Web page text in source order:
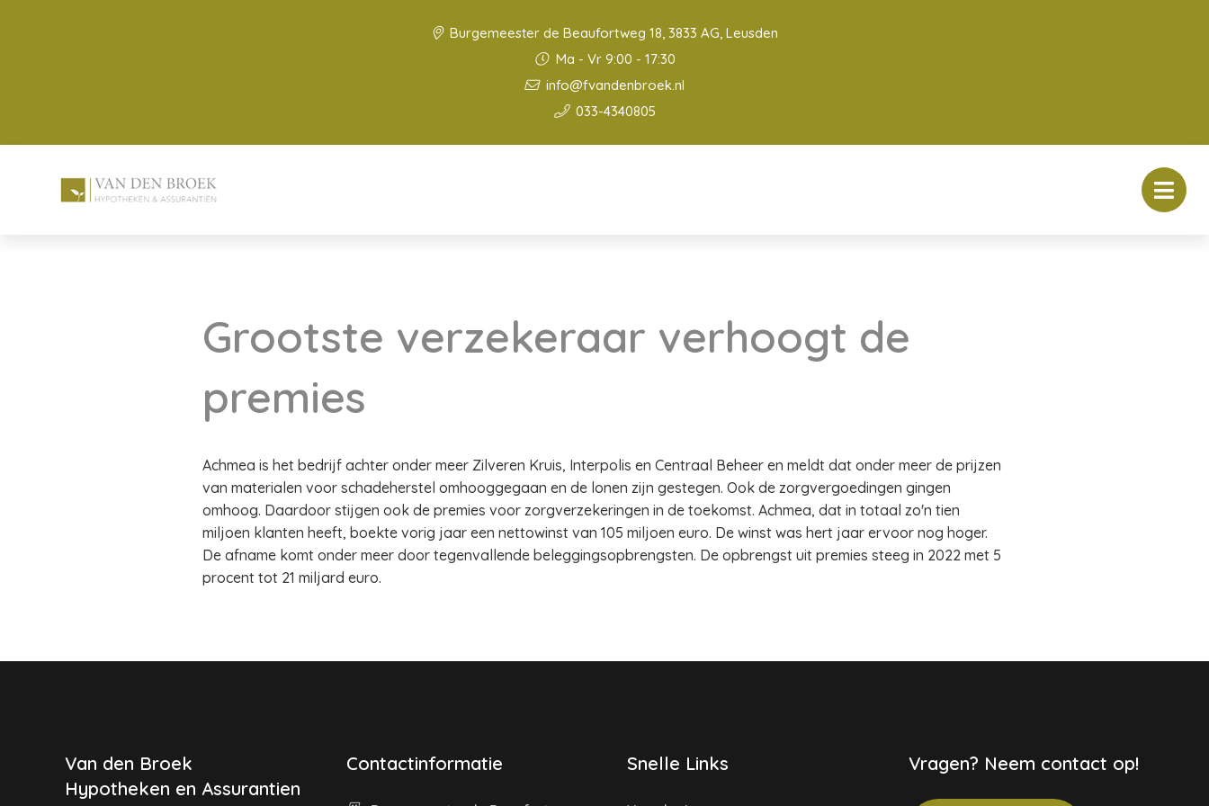
Burgemeester de Beaufortweg 18, 3833 AG, Leusden
Ma - Vr 9:00 - 17:30
info@fvandenbroek.nl
033-4340805
Grootste verzekeraar verhoogt de
premies
Achmea is het bedrijf achter onder meer Zilveren Kruis, Interpolis en Centraal Beheer en meldt dat onder meer de prijzen
van materialen voor schadeherstel omhooggegaan en de lonen zijn gestegen. Ook de zorgvergoedingen gingen
omhoog. Daardoor stijgen ook de premies voor zorgverzekeringen in de toekomst. Achmea, dat in totaal zo'n tien
miljoen klanten heeft, boekte vorig jaar een nettowinst van 105 miljoen euro. De winst was hert jaar ervoor nog hoger.
De afname komt onder meer door tegenvallende beleggingsopbrengsten. De opbrengst uit premies steeg in 2022 met 5
procent tot 21 miljard euro.
Van den Broek
Hypotheken en Assurantien
Contactinformatie Snelle Links Vragen? Neem contact op!